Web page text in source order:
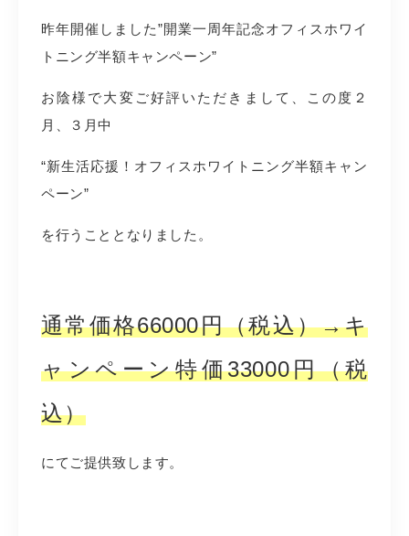
昨年開催しました”開業一周年記念オフィスホワイ
トニング半額キャンペーン”
お陰様で大変ご好評いただきまして、この度２
月、３月中
“新生活応援！オフィスホワイトニング半額キャン
ペーン”
を行うこととなりました。
通常価格66000円（税込）→キ
ャンペーン特価33000円（税
込）
にてご提供致します。